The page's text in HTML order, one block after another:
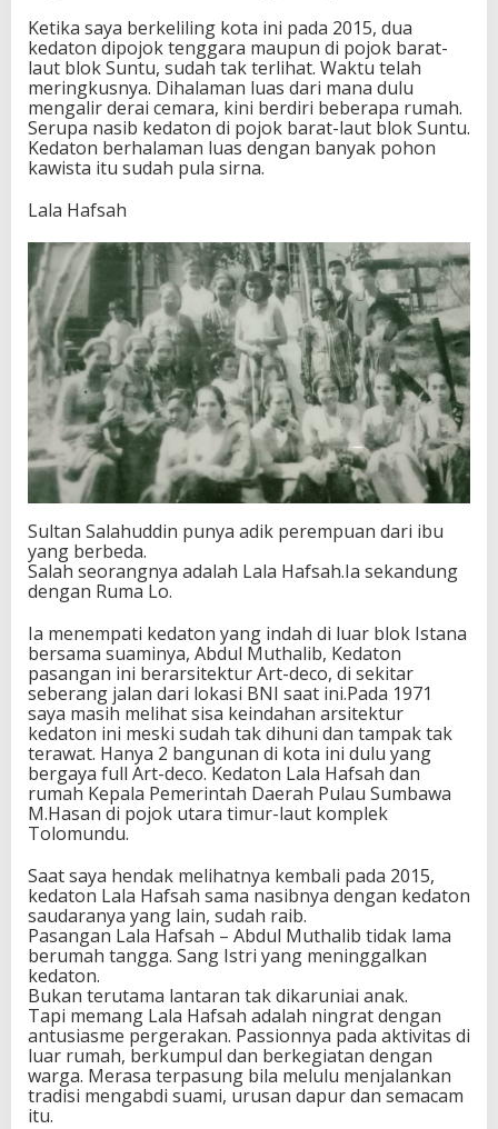
Ketika saya berkeliling kota ini pada 2015, dua
kedaton dipojok tenggara maupun di pojok barat-
laut blok Suntu, sudah tak terlihat. Waktu telah
meringkusnya. Dihalaman luas dari mana dulu
mengalir derai cemara, kini berdiri beberapa rumah.
Serupa nasib kedaton di pojok barat-laut blok Suntu.
Kedaton berhalaman luas dengan banyak pohon
kawista itu sudah pula sirna.
Lala Hafsah
Sultan Salahuddin punya adik perempuan dari ibu
yang berbeda.
Salah seorangnya adalah Lala Hafsah.Ia sekandung
dengan Ruma Lo.
Ia menempati kedaton yang indah di luar blok Istana
bersama suaminya, Abdul Muthalib, Kedaton
pasangan ini berarsitektur Art-deco, di sekitar
seberang jalan dari lokasi BNI saat ini.Pada 1971
saya masih melihat sisa keindahan arsitektur
kedaton ini meski sudah tak dihuni dan tampak tak
terawat. Hanya 2 bangunan di kota ini dulu yang
bergaya full Art-deco. Kedaton Lala Hafsah dan
rumah Kepala Pemerintah Daerah Pulau Sumbawa
M.Hasan di pojok utara timur-laut komplek
Tolomundu.
Saat saya hendak melihatnya kembali pada 2015,
kedaton Lala Hafsah sama nasibnya dengan kedaton
saudaranya yang lain, sudah raib.
Pasangan Lala Hafsah – Abdul Muthalib tidak lama
berumah tangga. Sang Istri yang meninggalkan
kedaton.
Bukan terutama lantaran tak dikaruniai anak.
Tapi memang Lala Hafsah adalah ningrat dengan
antusiasme pergerakan. Passionnya pada aktivitas di
luar rumah, berkumpul dan berkegiatan dengan
warga. Merasa terpasung bila melulu menjalankan
tradisi mengabdi suami, urusan dapur dan semacam
itu.